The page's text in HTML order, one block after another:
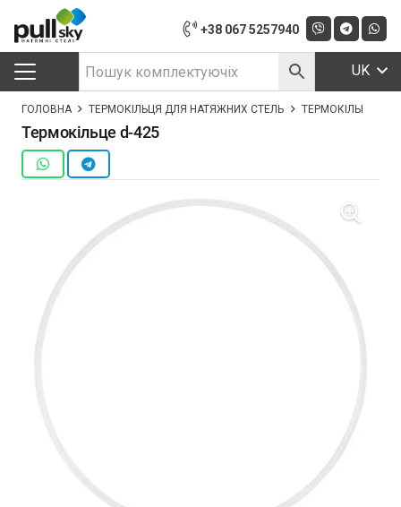
+38 067 5257940
UK
ГОЛОВНА ТЕРМОКІЛЬЦЯ ДЛЯ НАТЯЖНИХ СТЕЛЬ ТЕРМОКІЛЬЦЕ D-
Термокільце d-425